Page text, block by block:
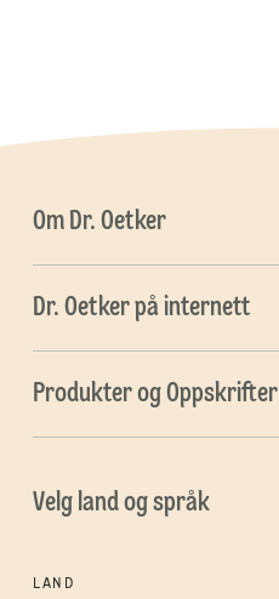
Om Dr. Oetker
Dr. Oetker på internett
Produkter og Oppskrifter
Velg land og språk
LAND